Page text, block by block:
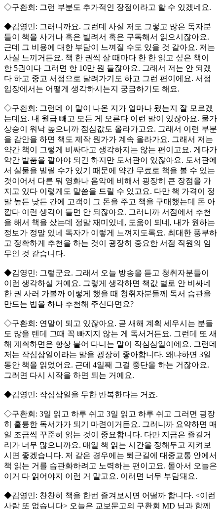
◇구환회: 그런 부분도 추가적인 장점이라고 할 수 있겠네요.
◆김영민: 그러니까요. 그런데 사실 저도 그렇고 많은 독자분
들이 책을 사거나 혹은 빌려서 혹은 구독해서 읽으시잖아요.
근데 그 비용에 대한 부담이 느껴질 수도 있을 것 같아요. 저는
사실 느끼거든요. 책 한 권씩 살 때마다 한 한 읽고 싶은 책이
한 5권이다 그러면 한 10만 원 들잖아요. 그래서 저는 안 되겠
다 하고 중고 서점으로 달려가기도 하고 그런 편이에요. 서점
입장에서는 어떻게 생각하시는지 궁금하기도 해요.
◇구환회: 그런데 이 말이 나온 지가 얼마나 됐는지 잘 모르겠
는데요. 내 월급 빼고 모든 게 오른다 이런 말이 있잖아요. 물가
상승이 워낙 높으니까 점심값도 올라가고요. 그래서 이런 부분
을 감안을 하면 책도 제작 원가가 계속 올라가요. 그래서 저는
약간 책이 그렇게 비싸다고 생각하지는 않는 편이고요. 게다가
약간 발품을 팔아야 되긴 하지만 도서관이 있잖아요. 도서관에
서 실물을 빌릴 수가 있기 때문에 약간 무료로 책을 볼 수 있는
것이어서 다른 뭐 영화나 음악에 비해서 굉장히 큰 장점을 가
지고 있다 이렇게도 말씀을 드릴 수 있고요. 다만 책 가격이 정
말 높든 낮든 간에 고객이 그 돈을 주고 책을 구매했는데 돈 아
깝다 이런 생각이 들면 안 되잖아요. 그러니까 서점에서 추천
을 해서 책을 샀는데 정말 재미있네, 도움이 되네, 내가 원하는
정보가 정말 있네 독자가 이렇게 느껴지도록요. 최대한 풍부하
고 정확하게 추천을 하는 것이 굉장히 중요한 서점 직원의 임
무인 것 같습니다.
◆김영민: 그렇군요. 그래서 오늘 방송을 듣고 청취자분들이
이런 생각하실 거예요. 그렇게 생각하면 책값 별로 안 비싸네
한 권 사러 가볼까 이렇게 했을 때 청취자분들께 독서 습관을
만드는 법을 하나 추천해 주신다면요?
◇구환회: 연말이 되고 있잖아요. 곧 새해 계획 세우시는 분들
도 많을 텐데 그때 꼭 빠지지 않는 게 독서거든요. 그런데 또 새
해 계획하면은 항상 붙어 다니는 말이 작심삼일이에요. 그런데
저는 작심삼일이라는 말을 굉장히 좋아합니다. 왜냐하면 3일
동안 책을 읽었어요. 근데 4일째 그걸 중단을 하는 거잖아요.
그러면 다시 시작을 하면 되는 거예요.
◆김영민: 작심삼일을 무한 반복한다는 거죠.
◇구환회: 3일 읽고 하루 쉬고 3일 읽고 하루 쉬고 그러면 굉장
히 훌륭한 독서가가 되기 마련이거든요. 그러니까 요약하면 매
일 조금씩 꾸준히 읽는 것이 중요합니다. 다만 지금은 즐길거
리가 너무 많으니까요. 매일 책 읽는 시간을 정해두고 지켜보
시면 좋겠습니다. 저 같은 경우에는 퇴근길에 대중교통 안에서
책 읽는 거를 습관화하려고 노력하는 편이고요. 몰아서 오늘은
이거 다 읽어야지 이런 거 말고요. 이러면 너무 부담돼요.
◆김영민: 찬찬히 책을 한번 즐겨보시면 어떨까 합니다. <이런
사람 또 없습니다> 오늘은 교보문고의 구환회 MD 님과 함께